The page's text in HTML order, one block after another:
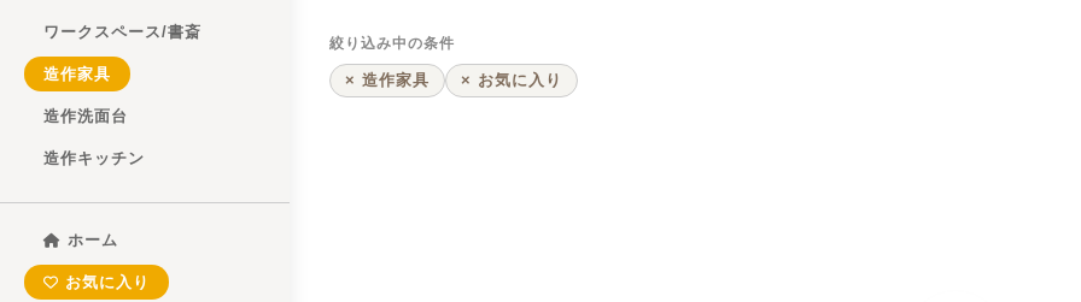
マンションリノベ
ワークスペース/書斎
造作家具
造作洗面台
造作キッチン
ホーム
お気に入り
絞り込み中の条件
× 造作家具 × お気に入り